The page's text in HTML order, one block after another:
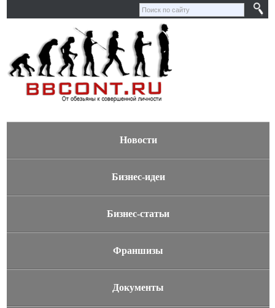
Новости
Бизнес-идеи
Бизнес-статьи
Франшизы
Документы